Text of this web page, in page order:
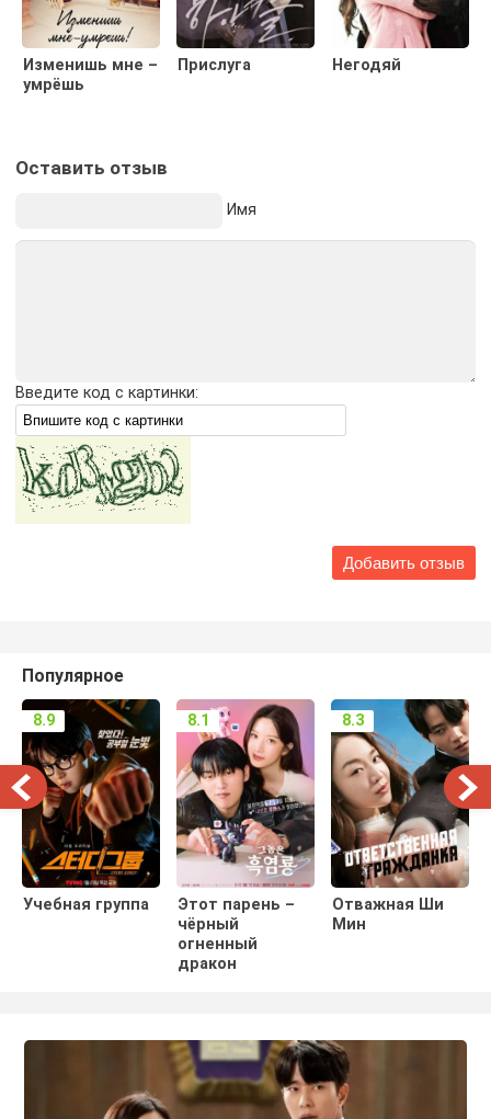
Изменишь мне –
умрёшь
Прислуга Негодяй
Оставить отзыв
Имя
Введите код с картинки:
Популярное
Учебная группа
8.9
Этот парень –
чёрный
огненный
дракон
8.1
Отважная Ши
Мин
8.3